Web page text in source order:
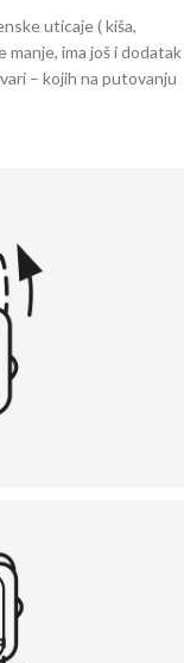
uticaje ( kiša,
manje, ima još i dodatak
– kojih na putovanju